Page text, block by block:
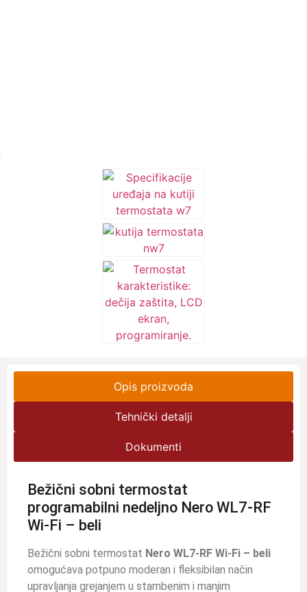
Opis proizvoda
Tehnički detalji
Dokumenti
Bežični sobni termostat
programabilni nedeljno Nero WL7-RF
Wi-Fi – beli
Bežični sobni termostat Nero WL7-RF Wi-Fi – beli
omogućava potpuno moderan i fleksibilan način
upravljanja grejanjem u stambenim i manjim